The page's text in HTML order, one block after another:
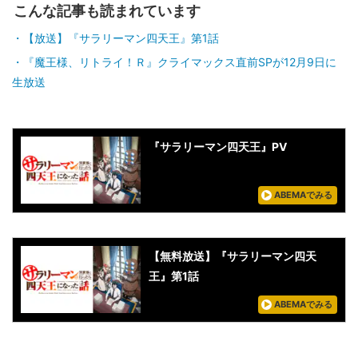
こんな記事も読まれています
【放送】『サラリーマン四天王』第1話
『魔王様、リトライ！Ｒ』クライマックス直前SPが12月9日に
生放送
『サラリーマン四天王』PV
ABEMAでみる
【無料放送】『サラリーマン四天
王』第1話
ABEMAでみる